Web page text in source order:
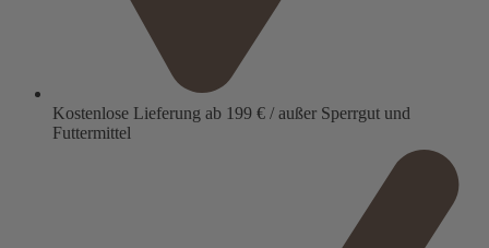
Kostenlose Lieferung ab 199 € / außer Sperrgut und
Futtermittel